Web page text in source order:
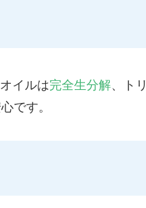
イルは完全生分解、ト
です。